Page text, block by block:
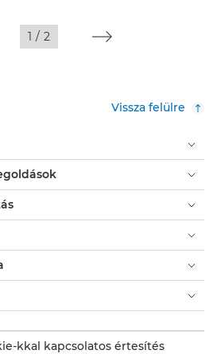
1 / 2
Vissza felülre
kkal kapcsolatos értesítés